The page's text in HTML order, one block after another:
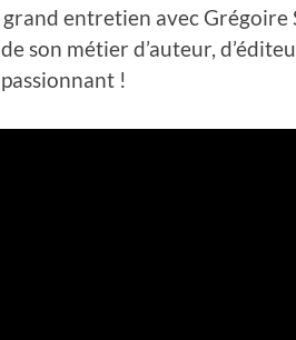
entretien avec Grégoire
son métier d’auteur,
!